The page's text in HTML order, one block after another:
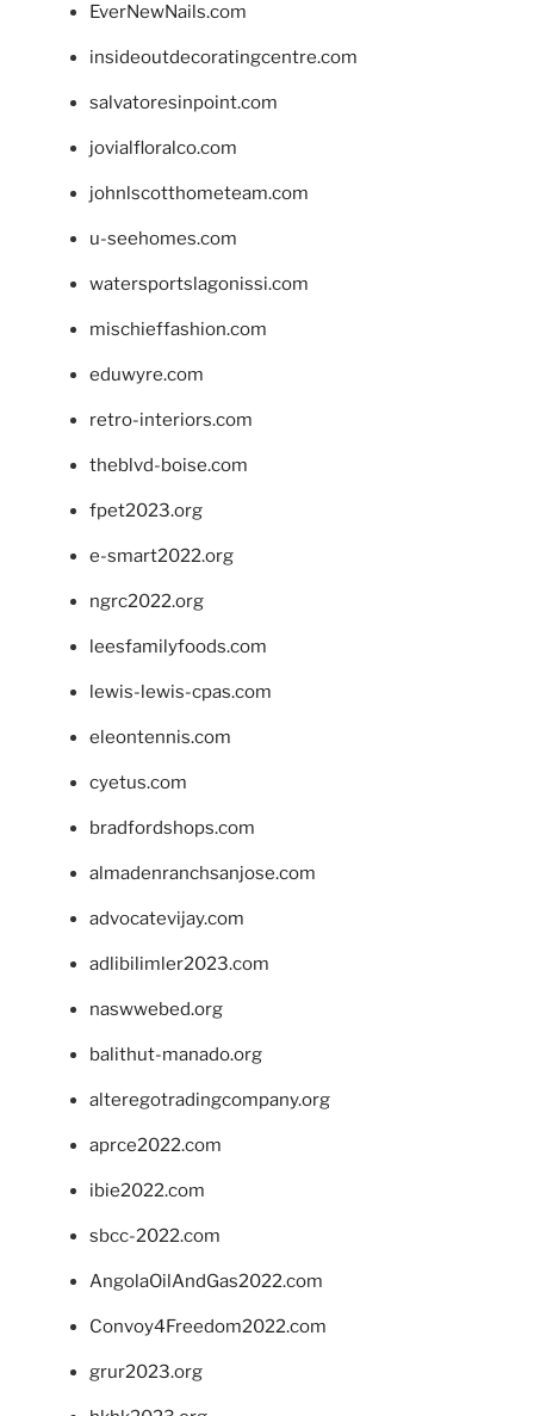
EverNewNails.com
insideoutdecoratingcentre.com
salvatoresinpoint.com
jovialfloralco.com
johnlscotthometeam.com
u-seehomes.com
watersportslagonissi.com
mischieffashion.com
eduwyre.com
retro-interiors.com
theblvd-boise.com
fpet2023.org
e-smart2022.org
ngrc2022.org
leesfamilyfoods.com
lewis-lewis-cpas.com
eleontennis.com
cyetus.com
bradfordshops.com
almadenranchsanjose.com
advocatevijay.com
adlibilimler2023.com
naswwebed.org
balithut-manado.org
alteregotradingcompany.org
aprce2022.com
ibie2022.com
sbcc-2022.com
AngolaOilAndGas2022.com
Convoy4Freedom2022.com
grur2023.org